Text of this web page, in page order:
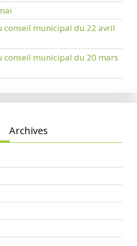
conseil municipal du 22 avril
conseil municipal du 20 mars
Archives